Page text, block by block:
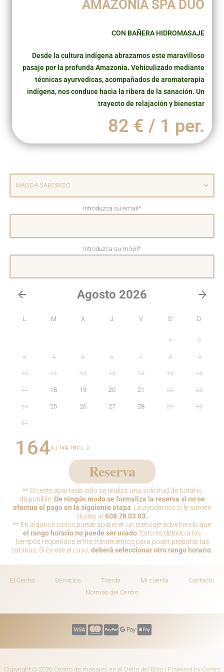
AMAZÔNIA SPA DUO
CON BAÑERA HIDROMASAJE
Desde la cultura indígena abrazamos este maravilloso
pasaje por la profunda Amazonia. Vehiculizado mediante
técnicas ayurvedicas, acompañados de aromaterapia
indígena, nos conduce hacia la ribera de la sanación. Un
trayecto de relajación y bienestar
82 € / 1 per.
Introduzca su email*
Introduzca su móvil*
Agosto 2026
L M X J V S D
1 2
3 4 5 6 7 8 9
10 11 12 13 14 15 16
17 18 19 20 21 22 23
24 25 26 27 28 29 30
31
164€ ( IVA INCL. )
Reserva
** En este apartado sólo se realiza una solicitud de horario
disponible. De ningún modo se formaliza la reserva si no se
efectua el pago en la siguiente etapa . Le ayudamos si le surgen
dudas al 608 78 03 03.
** En algunos casos puede aparecer un mensaje advirtiendo que
el rango horario no puede ser usado . Esto es debido a los
tiempos requeridos entre tratamientos para poder preparar las
cabinas. Si es ese el caso, deberá seleccionar otro rango horario
El Centro Servicios Tienda Mi cuenta
Contacto
Normas del Centro
Copyright © 2026 Centro de masajes en el Delta del Ebro | Powered by Centro